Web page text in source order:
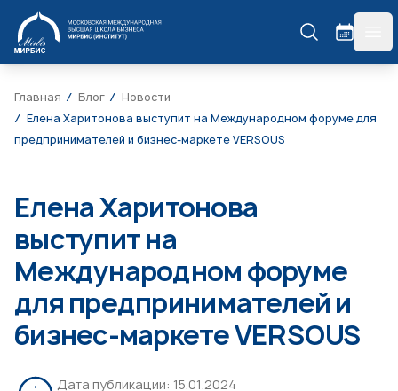
МИРБИС
Главная Блог
Новости
Елена Харитонова выступит на Международном форуме для
предпринимателей и бизнес-маркете VERSOUS
Елена Харитонова
выступит на
Международном форуме
для предпринимателей и
бизнес-маркете VERSOUS
Дата публикации: 15.01.2024